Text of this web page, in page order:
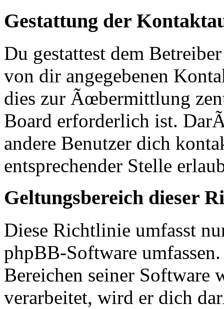
Gestattung der
Du gestattest dem
von dir angegebenen
dies zur Ãœbermittlung
Board erforderlich ist.
andere Benutzer dich
entsprechender Stelle
Geltungsbereich dieser
Diese Richtlinie umfasst
phpBB-Software
Bereichen seiner Software
verarbeitet, wird er dich